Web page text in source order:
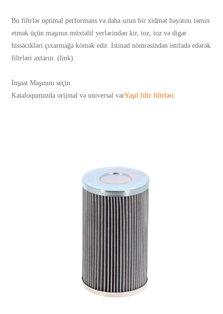
Bu filtrlər optimal performans və daha uzun bir xidmət həyatını təmin
etmək üçün maşının müxtəlif yerlərindən kir, toz, toz və digər
hissəcikləri çıxarmağa kömək edir. İstinad nömrəsindən istifadə edərək
filtrləri axtarın. (link).
İnşaat Maşınını seçin
Kataloqumuzda orijinal və universal varYaşıl filtr filtrləri